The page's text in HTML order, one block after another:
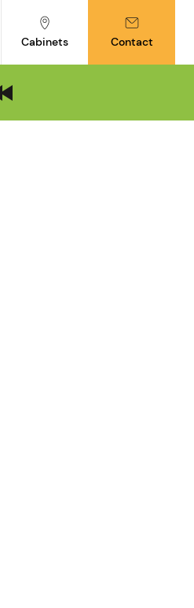
Cabinets Contact